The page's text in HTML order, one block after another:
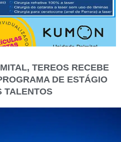
TEREOS RECEBE
DE ESTÁGIO
TALENTOS